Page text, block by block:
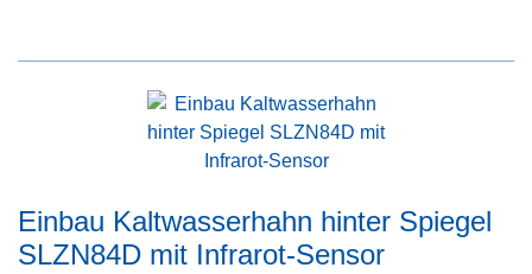
Einbau Kaltwasserhahn hinter Spiegel
SLZN84D mit Infrarot-Sensor